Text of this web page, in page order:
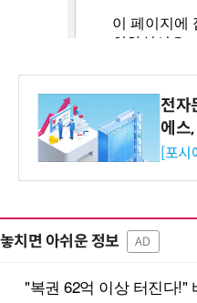
전자
에스
환원
[포시
놓치면 아쉬운 정보 AD